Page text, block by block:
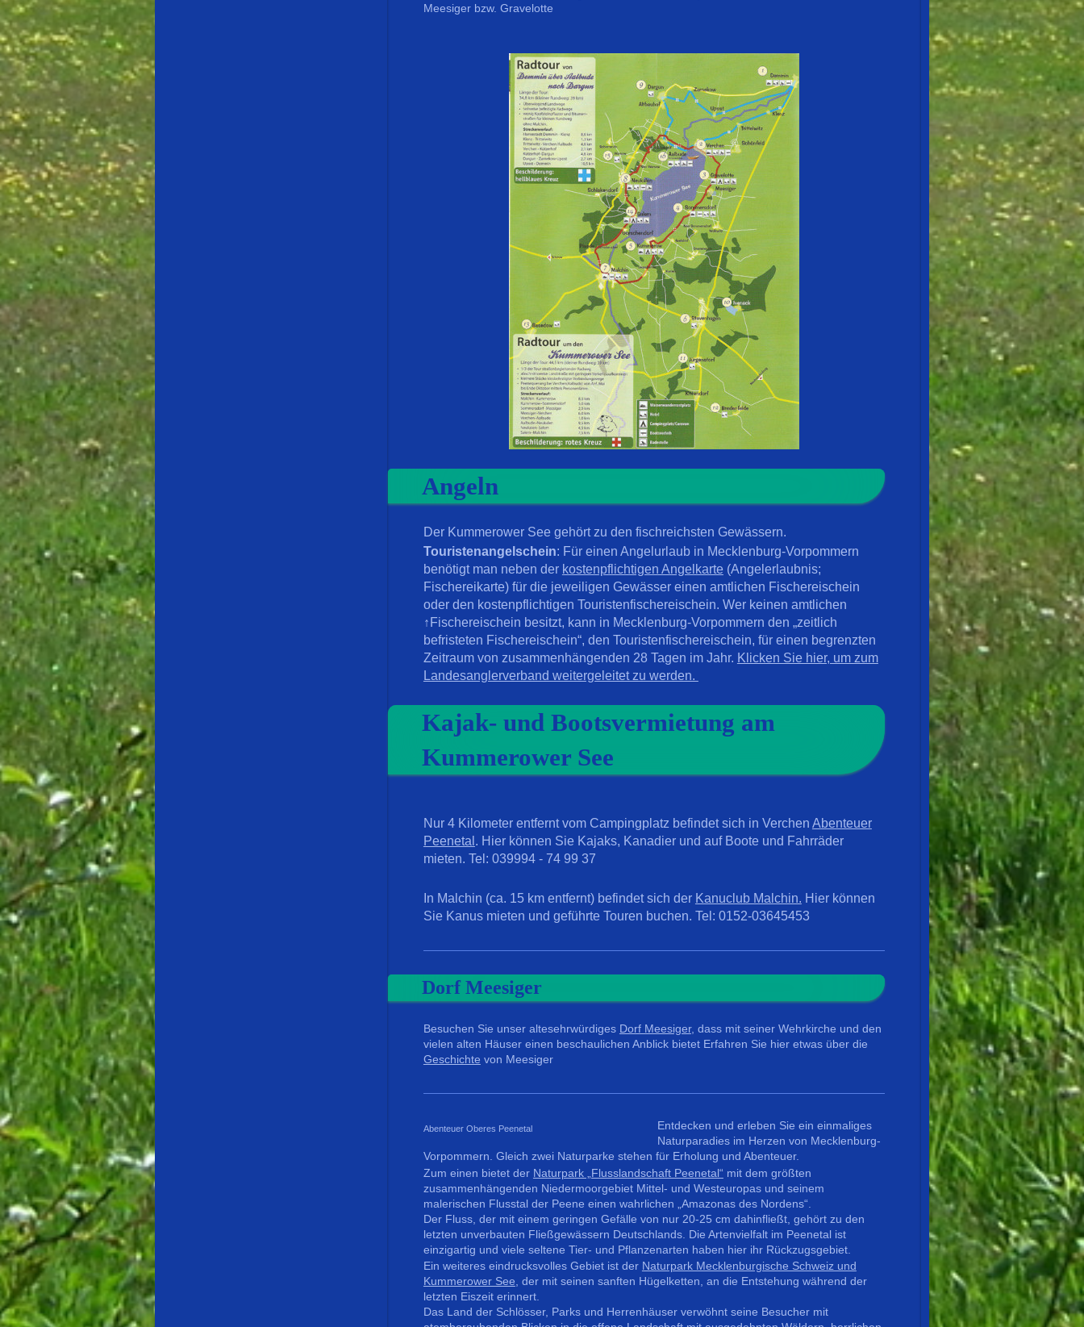
Meesiger bzw. Gravelotte
Angeln
Der Kummerower See gehört zu den fischreichsten Gewässern.
Touristenangelschein: Für einen Angelurlaub in Mecklenburg-Vorpommern
benötigt man neben der kostenpflichtigen Angelkarte(Angelerlaubnis;
Fischereikarte) für die jeweiligen Gewässer einen amtlichen Fischereischein
oder den kostenpflichtigen Touristenfischereischein. Wer keinen amtlichen
↑Fischereischein besitzt, kann in Mecklenburg-Vorpommern den „zeitlich
befristeten Fischereischein“, den Touristenfischereischein, für einen begrenzten
Zeitraum von zusammenhängenden 28 Tagen im Jahr. Klicken Sie hier, um zum
Landesanglerverband weitergeleitet zu werden.
Kajak- und Bootsvermietung am
Kummerower See
Nur 4 Kilometer entfernt vom Campingplatz befindet sich in Verchen Abenteuer
Peenetal . Hier können Sie Kajaks, Kanadier und auf Boote und Fahrräder
mieten. Tel: 039994 - 74 99 37
In Malchin (ca. 15 km entfernt) befindet sich der Kanuclub Malchin. Hier können
Sie Kanus mieten und geführte Touren buchen. Tel: 0152-03645453
Dorf Meesiger
Besuchen Sie unser altesehrwürdiges Dorf Meesiger, dass mit seiner Wehrkirche und den
vielen alten Häuser einen beschaulichen Anblick bietet Erfahren Sie hier etwas über die
Geschichte von Meesiger
Abenteuer Oberes Peenetal
Entdecken und erleben Sie ein einmaliges
Naturparadies im Herzen von Mecklenburg-
Vorpommern. Gleich zwei Naturparke stehen für Erholung und Abenteuer.
Zum einen bietet der Naturpark „Flusslandschaft Peenetal“ mit dem größten
zusammenhängenden Niedermoorgebiet Mittel- und Westeuropas und seinem
malerischen Flusstal der Peene einen wahrlichen „Amazonas des Nordens“.
Der Fluss, der mit einem geringen Gefälle von nur 20-25 cm dahinfließt, gehört zu den
letzten unverbauten Fließgewässern Deutschlands. Die Artenvielfalt im Peenetal ist
einzigartig und viele seltene Tier- und Pflanzenarten haben hier ihr Rückzugsgebiet.
Ein weiteres eindrucksvolles Gebiet ist der Naturpark Mecklenburgische Schweiz und
Kummerower See, der mit seinen sanften Hügelketten, an die Entstehung während der
letzten Eiszeit erinnert.
Das Land der Schlösser, Parks und Herrenhäuser verwöhnt seine Besucher mit